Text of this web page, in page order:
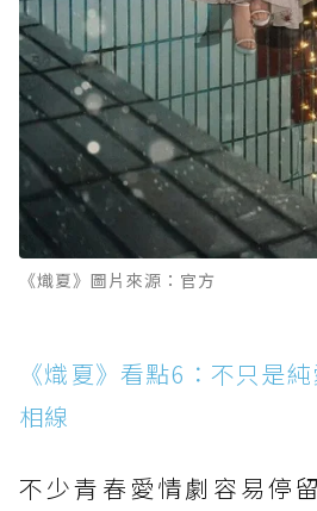
《熾夏》圖片來源：官方
《熾夏》看點6：不只是
相線
不少青春愛情劇容易停